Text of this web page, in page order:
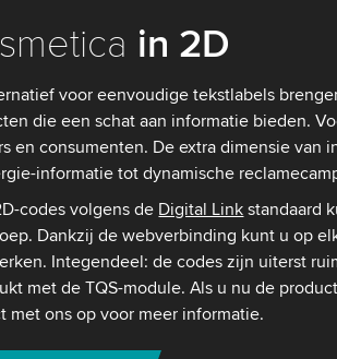
in 2D
voor eenvoudige tekstlabels
die een schat aan informatie bieden.
en consumenten. De extra dimensie van
informatie tot dynamische
codes volgens de Digital Link standaard
Dankzij de webverbinding kunt u op
Integendeel: de codes zijn uiterst
met de TQS-module. Als u nu de
met ons op voor meer informatie.